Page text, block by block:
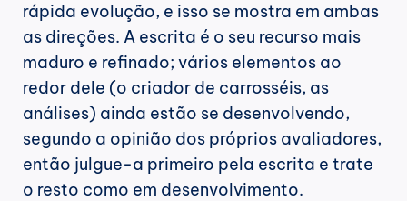
rápida evolução, e isso se mostra em ambas
as direções. A escrita é o seu recurso mais
maduro e refinado; vários elementos ao
redor dele (o criador de carrosséis, as
análises) ainda estão se desenvolvendo,
segundo a opinião dos próprios avaliadores,
então julgue-a primeiro pela escrita e trate
o resto como em desenvolvimento.